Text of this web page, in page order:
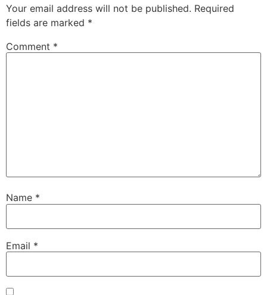
Your email address will not be published. Required
fields are marked *
Comment *
Name *
Email *